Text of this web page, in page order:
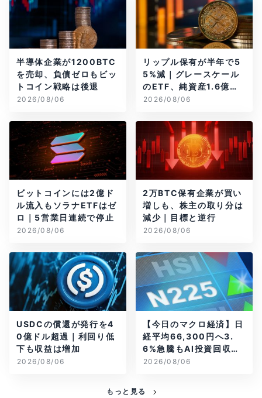
半導体企業が1200BTC
を売却、負債ゼロもビッ
トコイン戦略は後退
2026/08/06
リップル保有が半年で5
5%減｜グレースケール
のETF、純資産1.6億ド
ル減
2026/08/06
ビットコインには2億ド
ル流入もソラナETFはゼ
ロ｜5営業日連続で停止
2026/08/06
2万BTC保有企業が買い
増しも、株主の取り分は
減少｜目標と逆行
2026/08/06
USDCの償還が発行を4
0億ドル超過｜利回り低
下も収益は増加
2026/08/06
【今日のマクロ経済】日
経平均66,300円へ3.
6%急騰もAI投資回収懸
念が再燃
2026/08/06
もっと見る